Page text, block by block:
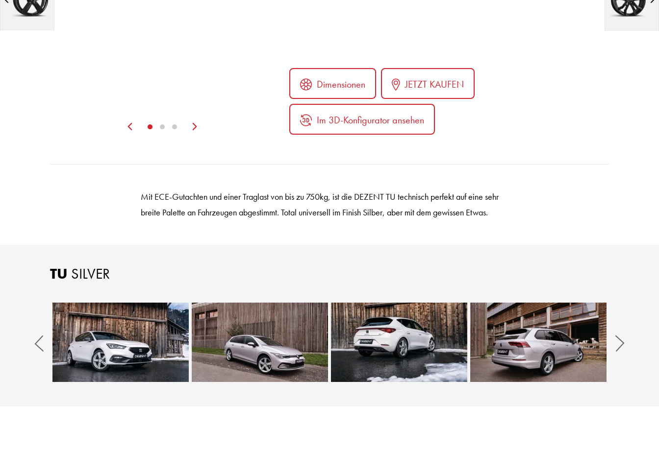
Zurück
Dimensionen JETZT KAUFEN
Im 3D-Konfigurator ansehen
Mit ECE-Gutachten und einer Traglast von bis zu 750kg, ist die DEZENT TU technisch perfekt auf eine sehr
breite Palette an Fahrzeugen abgestimmt. Total universell im Finish Silber, aber mit dem gewissen Etwas.
TU SILVER
Zurück Weiter